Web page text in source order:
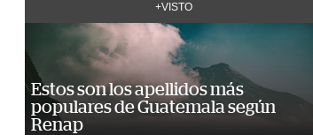
+VISTO
Estos son los apellidos más
populares de Guatemala según
Renap